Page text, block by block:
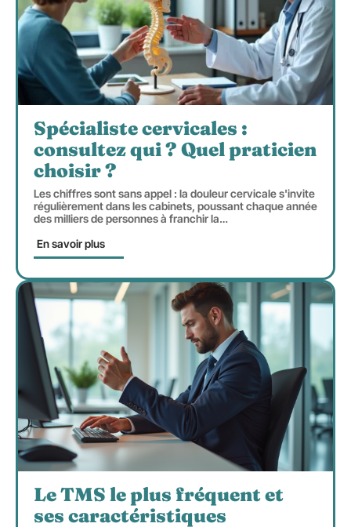
Spécialiste cervicales :
consultez qui ? Quel praticien
choisir ?
Les chiffres sont sans appel : la douleur cervicale s'invite
régulièrement dans les cabinets, poussant chaque année
des milliers de personnes à franchir la…
En savoir plus
Le TMS le plus fréquent et
ses caractéristiques